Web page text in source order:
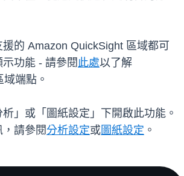
的 Amazon QuickSight 區域都可
功能 - 請參閱此處以了解
端點。
」或「圖紙設定」下開啟此功能。
請參閱分析設定或圖紙設定 。